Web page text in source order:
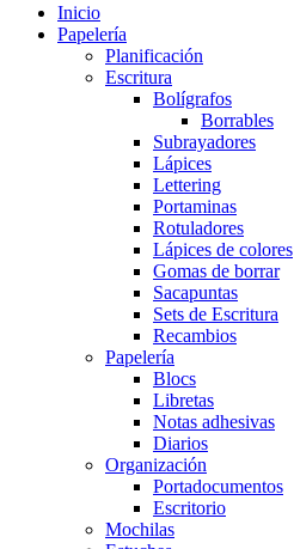
Inicio
Papelería
Planificación
Escritura
Bolígrafos
Borrables
Subrayadores
Lápices
Lettering
Portaminas
Rotuladores
Lápices de colores
Gomas de borrar
Sacapuntas
Sets de Escritura
Recambios
Papelería
Blocs
Libretas
Notas adhesivas
Diarios
Organización
Portadocumentos
Escritorio
Mochilas